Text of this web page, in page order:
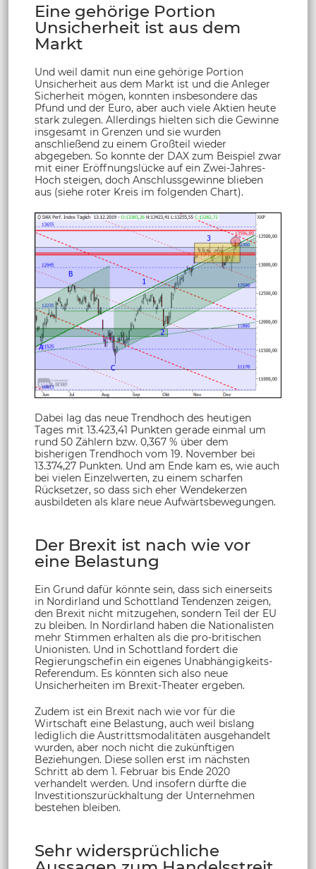
Eine gehörige Portion
Unsicherheit ist aus dem
Markt
Und weil damit nun eine gehörige Portion
Unsicherheit aus dem Markt ist und die Anleger
Sicherheit mögen, konnten insbesondere das
Pfund und der Euro, aber auch viele Aktien heute
stark zulegen. Allerdings hielten sich die Gewinne
insgesamt in Grenzen und sie wurden
anschließend zu einem Großteil wieder
abgegeben. So konnte der DAX zum Beispiel zwar
mit einer Eröffnungslücke auf ein Zwei-Jahres-
Hoch steigen, doch Anschlussgewinne blieben
aus (siehe roter Kreis im folgenden Chart).
Dabei lag das neue Trendhoch des heutigen
Tages mit 13.423,41 Punkten gerade einmal um
rund 50 Zählern bzw. 0,367 % über dem
bisherigen Trendhoch vom 19. November bei
13.374,27 Punkten. Und am Ende kam es, wie auch
bei vielen Einzelwerten, zu einem scharfen
Rücksetzer, so dass sich eher Wendekerzen
ausbildeten als klare neue Aufwärtsbewegungen.
Der Brexit ist nach wie vor
eine Belastung
Ein Grund dafür könnte sein, dass sich einerseits
in Nordirland und Schottland Tendenzen zeigen,
den Brexit nicht mitzugehen, sondern Teil der EU
zu bleiben. In Nordirland haben die Nationalisten
mehr Stimmen erhalten als die pro-britischen
Unionisten. Und in Schottland fordert die
Regierungschefin ein eigenes Unabhängigkeits-
Referendum. Es könnten sich also neue
Unsicherheiten im Brexit-Theater ergeben.
Zudem ist ein Brexit nach wie vor für die
Wirtschaft eine Belastung, auch weil bislang
lediglich die Austrittsmodalitäten ausgehandelt
wurden, aber noch nicht die zukünftigen
Beziehungen. Diese sollen erst im nächsten
Schritt ab dem 1. Februar bis Ende 2020
verhandelt werden. Und insofern dürfte die
Investitionszurückhaltung der Unternehmen
bestehen bleiben.
Sehr widersprüchliche